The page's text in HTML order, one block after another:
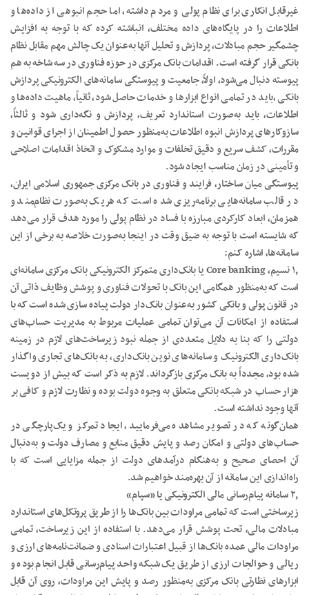
غیرقابل انکاری برای نظام پولی و مردم داشته، اما حجم انبوهی از داده‌ها و
اطلاعات را در پایگاه‌های داده مختلف، انباشته کرده که با توجه به افزایش
چشمگیر حجم مبادلات، پردازش و تحلیل آنها به‌عنوان یک چالش مهم مقابل نظام
بانکی قرار گرفته است. اقدامات بانک مرکزی در حوزه فناوری در سه شاخه به هم
پیوسته دنبال می‌شود، اولاً، جامعیت و پیوستگی سامانه‌های الکترونیکی پردازش
بانکی ،باید در تمامی انواع ابزارها و خدمات حاصل شود، ثانیاً، ماهیت داده‌ها و
اطلاعات، باید به‌صورت استاندارد تعریف، پردازش و نگه‌داری شود و ثالثاً،
سازوکارهای پردازش انبوه اطلاعات به‌منظور حصول اطمینان از اجرای قوانین و
مقررات، کشف سریع و دقیق تخلفات و موارد مشکوک و اتخاذ اقدامات اصلاحی
و تأمینی در زمان مناسب ایجاد شود.
پیوستگی میان ساختار، فرایند و فناوری در بانک مرکزی جمهوری اسلامی ایران،
در قالب سامانه‌هایی برنامه‌ریزی شده است که هریک به‌صورت نظام‌مند و
همزمان، ابعاد کارکردی مبارزه با فساد در نظام پولی را مورد هدف قرار می‌دهد
که شایسته است با توجه به ضیق وقت در اینجا به‌صورت خلاصه به برخی از این
سامانه‌ها، اشاره کنم:
۱٫ نسیم، Core banking یا بانک‌داری متمرکز الکترونیکی بانک مرکزی سامانه‌ای
است که به‌منظور همگامی این بانک با تحولات فناوری و پوشش وظایف ذاتی آن
در قانون پولی و بانکی کشور به‌عنوان بانک‌دار دولت پیاده سازی شده است که با
استفاده از امکانات آن می‌توان تمامی عملیات مربوط به مدیریت حساب‌های
دولتی را که بنا به دلایل متعددی از جمله نبود زیرساخت‌های لازم در زمینه
بانک‌داری الکترونیک و سامانه‌های نوین بانک‌داری، به بانک‌های تجاری واگذار
شده بود، مجدداً به بانک مرکزی بازگرداند. لازم به ذکر است که بیش از دویست
هزار حساب در شبکه بانکی متعلق به وجوه دولت بوده و نظارت لازم و کافی بر
آنها وجود نداشته است.
همان‌گونه که در تصویر مشاهده می‌فرمایید، ایجاد تمرکز و یک‌پارچگی در
حساب‌های دولتی و امکان رصد و پایش دقیق منابع و مصارف دولت و به‌دنبال
آن احصای صحیح و به‌هنگام درآمدهای دولت از جمله مزایایی است که با
راه‌اندازی این سامانه از آن بهره‌مند خواهیم شد.
۲٫ سامانه پیام‌رسانی مالی الکترونیکی یا «سپام»
زیرساختی است که تمامی مراودات بین بانک‌ها را از طریق پروتکل‌های استاندارد
مبادلات مالی، تحت پوشش قرار می‌دهد. با استفاده از این زیرساخت، تمامی
مراودات مالی عمده بانک‌ها از قبیل اعتبارات اسنادی و ضمانت‌نامه‌های ارزی و
ریالی و حوالجات ارزی از طریق یک شبکه واحد پیام‌رسانی قابل انجام بوده و
ابزارهای نظارتی بانک مرکزی به‌منظور رصد و پایش این مراودات، روی آن قابل